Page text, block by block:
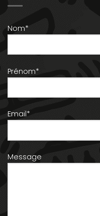
Nom*
Prénom*
Email*
Message